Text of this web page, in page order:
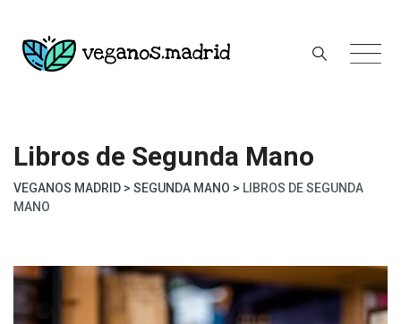
content
Libros de Segunda Mano
VEGANOS MADRID > SEGUNDA MANO > LIBROS DE SEGUNDA
MANO